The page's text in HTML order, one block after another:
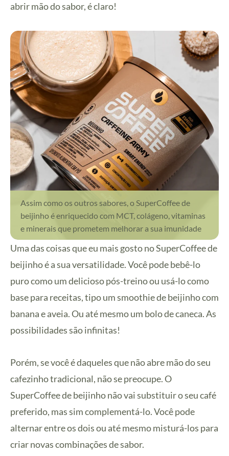
abrir mão do sabor, é claro!
Assim como os outros sabores, o SuperCoffee de
beijinho é enriquecido com MCT, colágeno, vitaminas
e minerais que prometem melhorar a sua imunidade
Uma das coisas que eu mais gosto no SuperCoffee de
beijinho é a sua versatilidade. Você pode bebê-lo
puro como um delicioso pós-treino ou usá-lo como
base para receitas, tipo um smoothie de beijinho com
banana e aveia. Ou até mesmo um bolo de caneca. As
possibilidades são infinitas!
Porém, se você é daqueles que não abre mão do seu
cafezinho tradicional, não se preocupe. O
SuperCoffee de beijinho não vai substituir o seu café
preferido, mas sim complementá-lo. Você pode
alternar entre os dois ou até mesmo misturá-los para
criar novas combinações de sabor.